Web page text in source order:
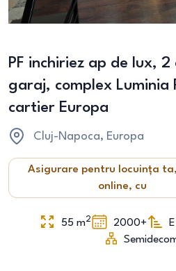
PF inchiriez ap de lux, 2
garaj, complex Luminia
cartier Europa
Cluj-Napoca, Europa
Asigurare pentru locuința
online, cu
55 m2 2000+